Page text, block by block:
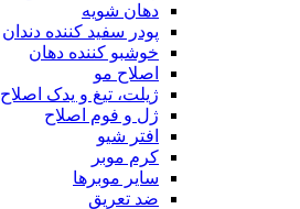
دهان شویه
پودر سفید کننده دندان
خوشبو کننده دهان
اصلاح مو
ژیلت، تیغ و یدک اصلاح
ژل و فوم اصلاح
افتر شیو
کرم موبر
سایر موبرها
ضد تعریق